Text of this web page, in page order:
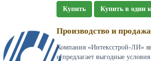
Купить
Купить в один
Производство и
Компания «Интексстрой-ЛИ»
и предлагает выгодные